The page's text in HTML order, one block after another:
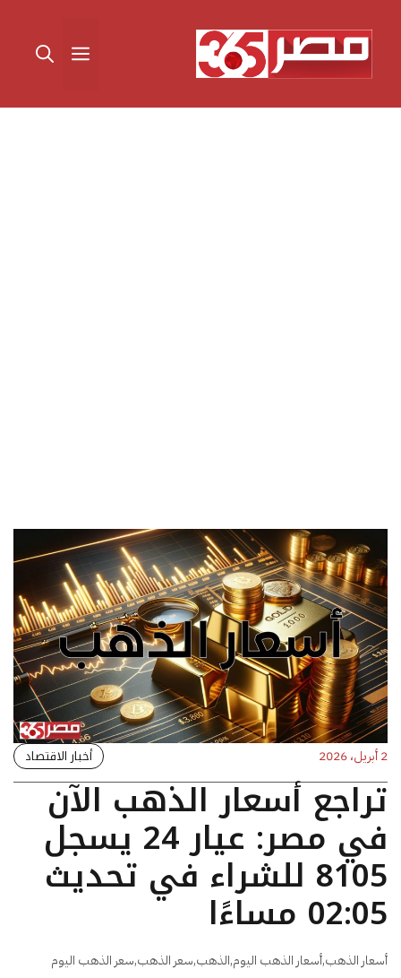
المحتوى القائمة
2 أبريل، 2026 أخبار الاقتصاد
تراجع أسعار الذهب الآن
في مصر: عيار 24 يسجل
8105 للشراء في تحديث
02:05 مساءًا
أسعار الذهب,أسعار الذهب اليوم,الذهب,سعر الذهب,سعر الذهب اليوم